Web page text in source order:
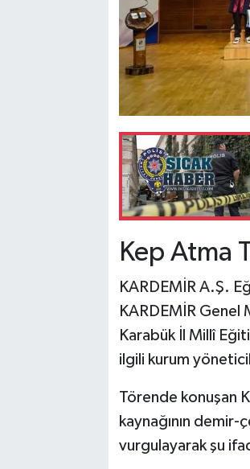
Kep Atma
KARDEMİR A.Ş.
KARDEMİR Genel
Karabük İl Millî
ilgili kurum
Törende konuşan
kaynağının
vurgulayarak şu